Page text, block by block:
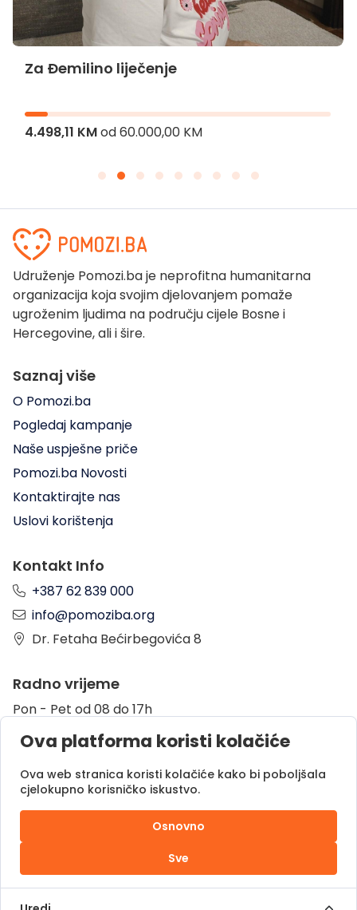
Za Đemilino liječenje
4.498,11 KMod60.000,00 KM
Udruženje Pomozi.ba je neprofitna humanitarna
organizacija koja svojim djelovanjem pomaže
ugroženim ljudima na području cijele Bosne i
Hercegovine, ali i šire.
Saznaj više
O Pomozi.ba
Pogledaj kampanje
Naše uspješne priče
Pomozi.ba Novosti
Kontaktirajte nas
Uslovi korištenja
Kontakt Info
+387 62 839 000
info@pomoziba.org
Dr. Fetaha Bećirbegovića 8
Radno vrijeme
Pon - Pet od 08 do 17h
Sub od 10 do 17h
Nedjelja - neradni dan
Donacije putem
Ova platforma koristi kolačiće
Ova web stranica koristi kolačiće kako bi poboljšala
cjelokupno korisničko iskustvo.
Osnovno
Sve